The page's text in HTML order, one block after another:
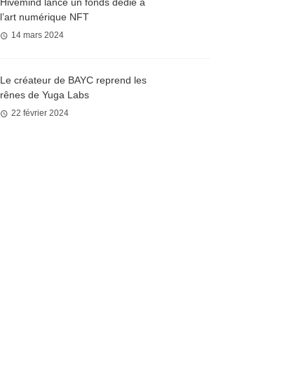
Hivemind lance un fonds dédié à
l’art numérique NFT
14 mars 2024
Le créateur de BAYC reprend les
rênes de Yuga Labs
22 février 2024